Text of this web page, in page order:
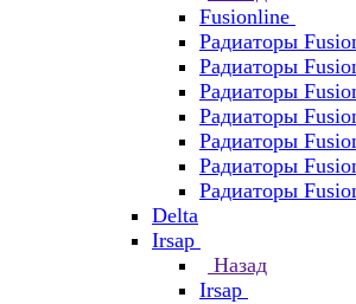
Fusionline
Радиаторы
Радиаторы
Радиаторы
Радиаторы
Радиаторы
Радиаторы
Радиаторы
Delta
Irsap
Назад
Irsap